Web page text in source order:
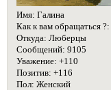
Имя: Галина
Как к вам обращаться ?:
Откуда: Люберцы
Сообщений: 9105
Уважение: +110
Позитив: +116
Пол: Женский